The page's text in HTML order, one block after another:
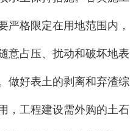
严格限定在用地范围内，
意占压、扰动和破坏地表
做好表土的剥离和弃渣综
，工程建设需外购的土石